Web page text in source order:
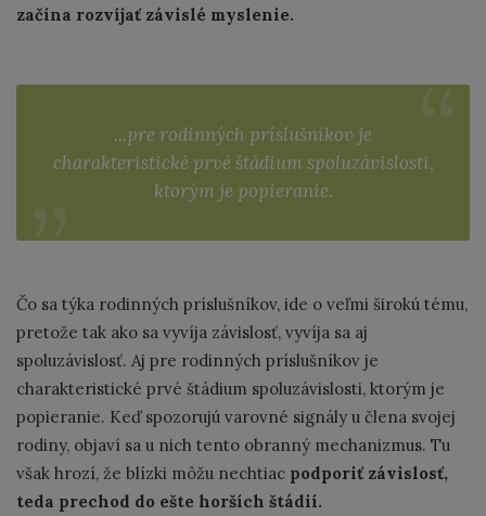
začína rozvíjať závislé myslenie.
...pre rodinných príslušníkov je
charakteristické prvé štádium spoluzávislosti,
ktorým je popieranie.
Čo sa týka rodinných príslušníkov, ide o veľmi širokú tému,
pretože tak ako sa vyvíja závislosť, vyvíja sa aj
spoluzávislosť. Aj pre rodinných príslušníkov je
charakteristické prvé štádium spoluzávislosti, ktorým je
popieranie. Keď spozorujú varovné signály u člena svojej
rodiny, objaví sa u nich tento obranný mechanizmus. Tu
však hrozí, že blízki môžu nechtiac podporiť závislosť,
teda prechod do ešte horších štádií.